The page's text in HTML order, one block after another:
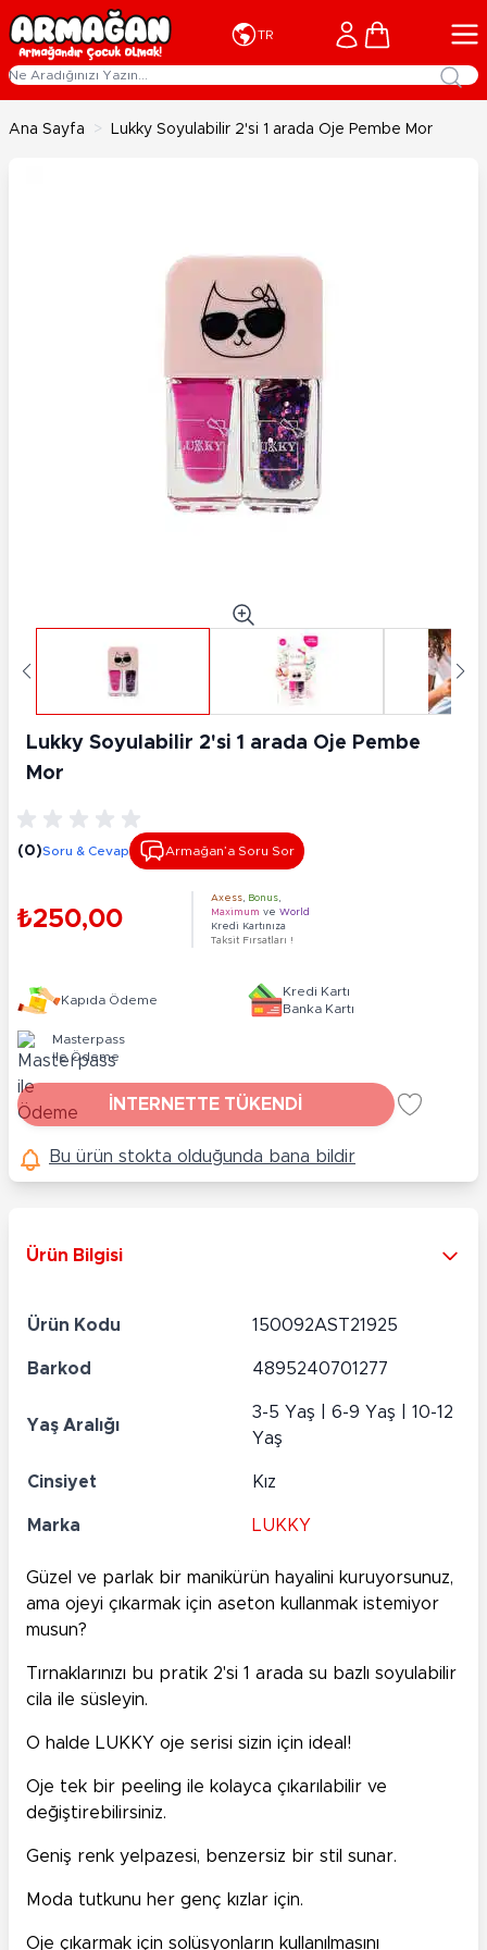
İçeriğe geç
TR Cart
Ana Sayfa > Lukky Soyulabilir 2'si 1 arada Oje Pembe Mor
Lukky Soyulabilir 2'si 1 arada Oje Pembe
Mor
(0)Soru & Cevap Armağan’a Soru Sor
₺250,00
Axess Bonus
Maximum ve World
Kredi Kartınıza
Taksit Fırsatları !
Kapıda Ödeme
Kredi Kartı
Banka Kartı
Masterpass
ile Ödeme
İNTERNETTE TÜKENDİ
Bu ürün stokta olduğunda bana bildir
Ürün Bilgisi
Ürün Kodu 150092AST21925
Barkod 4895240701277
Yaş Aralığı
3-5 Yaş | 6-9 Yaş | 10-12
Yaş
Cinsiyet Kız
Marka LUKKY
Güzel ve parlak bir manikürün hayalini kuruyorsunuz,
ama ojeyi çıkarmak için aseton kullanmak istemiyor
musun?
Tırnaklarınızı bu pratik 2'si 1 arada su bazlı soyulabilir
cila ile süsleyin.
O halde LUKKY oje serisi sizin için ideal!
Oje tek bir peeling ile kolayca çıkarılabilir ve
değiştirebilirsiniz.
Geniş renk yelpazesi, benzersiz bir stil sunar.
Moda tutkunu her genç kızlar için.
Oje çıkarmak için solüsyonların kullanılmasını